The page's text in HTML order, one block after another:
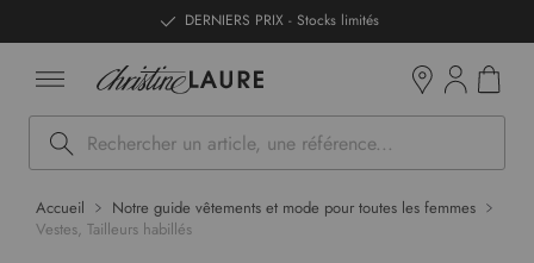
DERNIERS PRIX - Stocks limités
Rechercher
Accueil
Notre guide vêtements et mode pour toutes les femmes
Vestes, Tailleurs habillés